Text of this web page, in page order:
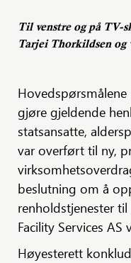
Til venstre og på TV-
Tarjei Thorkildsen og
gjøre gjeldende
statsansatte,
var overført til ny,
beslutning om å
renholdstjenester
Facility Services AS
Høyesterett